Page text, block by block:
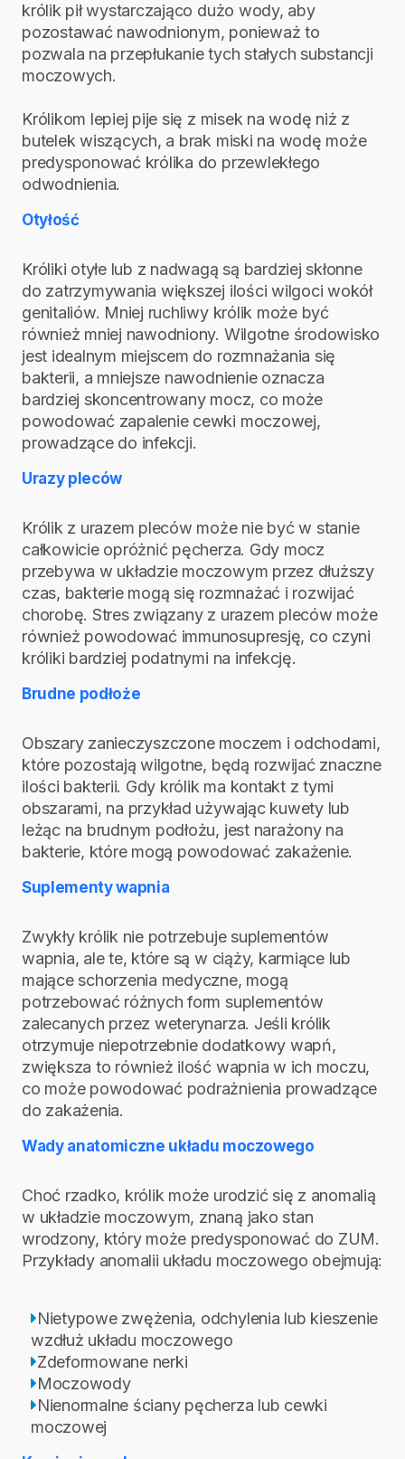
królik pił wystarczająco dużo wody, aby
pozostawać nawodnionym, ponieważ to
pozwala na przepłukanie tych stałych substancji
moczowych.
Królikom lepiej pije się z misek na wodę niż z
butelek wiszących, a brak miski na wodę może
predysponować królika do przewlekłego
odwodnienia.
Otyłość
Króliki otyłe lub z nadwagą są bardziej skłonne
do zatrzymywania większej ilości wilgoci wokół
genitaliów. Mniej ruchliwy królik może być
również mniej nawodniony. Wilgotne środowisko
jest idealnym miejscem do rozmnażania się
bakterii, a mniejsze nawodnienie oznacza
bardziej skoncentrowany mocz, co może
powodować zapalenie cewki moczowej,
prowadzące do infekcji.
Urazy pleców
Królik z urazem pleców może nie być w stanie
całkowicie opróżnić pęcherza. Gdy mocz
przebywa w układzie moczowym przez dłuższy
czas, bakterie mogą się rozmnażać i rozwijać
chorobę. Stres związany z urazem pleców może
również powodować immunosupresję, co czyni
króliki bardziej podatnymi na infekcję.
Brudne podłoże
Obszary zanieczyszczone moczem i odchodami,
które pozostają wilgotne, będą rozwijać znaczne
ilości bakterii. Gdy królik ma kontakt z tymi
obszarami, na przykład używając kuwety lub
leżąc na brudnym podłożu, jest narażony na
bakterie, które mogą powodować zakażenie.
Suplementy wapnia
Zwykły królik nie potrzebuje suplementów
wapnia, ale te, które są w ciąży, karmiące lub
mające schorzenia medyczne, mogą
potrzebować różnych form suplementów
zalecanych przez weterynarza. Jeśli królik
otrzymuje niepotrzebnie dodatkowy wapń,
zwiększa to również ilość wapnia w ich moczu,
co może powodować podrażnienia prowadzące
do zakażenia.
Wady anatomiczne układu moczowego
Choć rzadko, królik może urodzić się z anomalią
w układzie moczowym, znaną jako stan
wrodzony, który może predysponować do ZUM.
Przykłady anomalii układu moczowego obejmują:
Nietypowe zwężenia, odchylenia lub kieszenie
wzdłuż układu moczowego
Zdeformowane nerki
Moczowody
Nienormalne ściany pęcherza lub cewki
moczowej